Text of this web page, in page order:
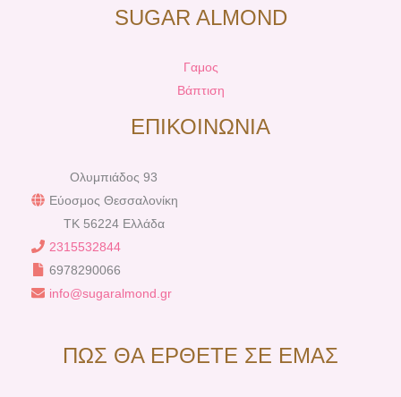
SUGAR ALMOND
Γαμος
Βάπτιση
ΕΠΙΚΟΙΝΩΝΙΑ
Ολυμπιάδος 93
Εύοσμος Θεσσαλονίκη
TK 56224 Ελλάδα
2315532844
6978290066
info@sugaralmond.gr
ΠΩΣ ΘΑ ΕΡΘΕΤΕ ΣΕ ΕΜΑΣ